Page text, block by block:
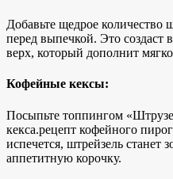
Добавьте щедрое количество
перед выпечкой. Это создаст
верх, который дополнит
Кофейные кексы:
Посыпьте топпингом
кекса.рецепт кофейного
испечется, штрейзель станет
аппетитную корочку.